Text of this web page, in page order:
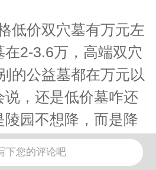
低价双穴墓有万元左
2-3.6万，高端双穴
的公益墓都在万元以
说，还是低价墓咋还
陵园不想降，而是降
成本的，洛阳的公益
在8000以上，你说能
下您的评论吧